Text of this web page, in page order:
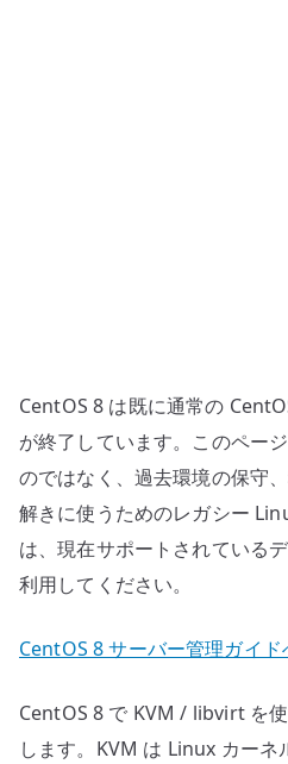
へ
の
CentOS 8 は既に通常の
が終了しています。このペー
のではなく、過去環境の保守
解きに使うためのレガシー
は、現在サポートされている
利用してください。
CentOS 8 サーバー管理ガイド
CentOS 8 で KVM / libvirt を
します。KVM は Linux カーネ